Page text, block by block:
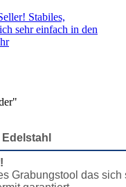
Stabiles,
sehr einfach in den
Grabungstool das